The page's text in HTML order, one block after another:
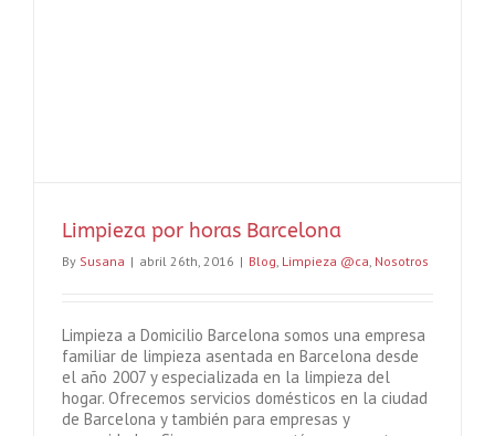
Limpieza por horas Barcelona
By Susana | abril 26th, 2016 | Blog, Limpieza @ca, Nosotros
Limpieza a Domicilio Barcelona somos una empresa
familiar de limpieza asentada en Barcelona desde
el año 2007 y especializada en la limpieza del
hogar. Ofrecemos servicios domésticos en la ciudad
de Barcelona y también para empresas y